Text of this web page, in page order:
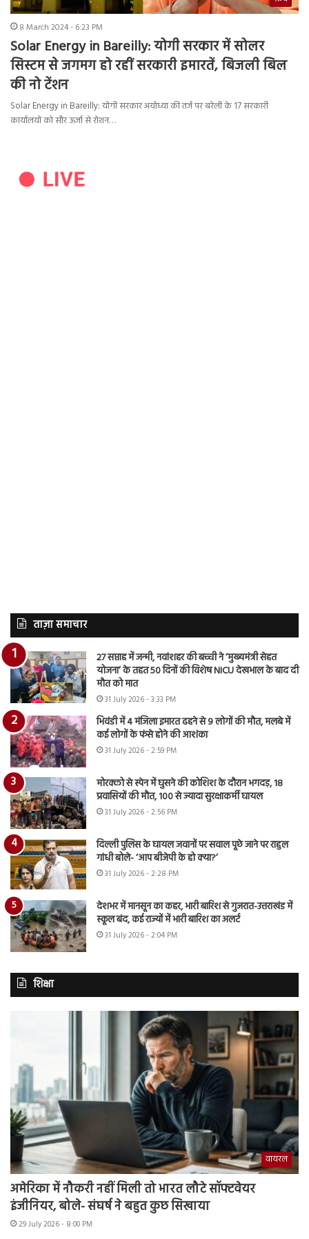
8 March 2024 - 6:23 PM
Solar Energy in Bareilly: योगी सरकार में सोलर
सिस्टम से जगमग हो रहीं सरकारी इमारतें, बिजली बिल
की नो टेंशन
Solar Energy in Bareilly: योगी सरकार अयोध्या की तर्ज पर बरेली के 17 सरकारी
कार्यालयों को सौर ऊर्जा से रोशन…
ताज़ा समाचार
27 सप्ताह में जन्मी, नवांशहर की बच्ची ने ‘मुख्यमंत्री सेहत
योजना’ के तहत 50 दिनों की विशेष NICU देखभाल के बाद दी
मौत को मात
31 July 2026 - 3:33 PM
भिवंडी में 4 मंजिला इमारत ढहने से 9 लोगों की मौत, मलबे में
कई लोगों के फंसे होने की आशंका
31 July 2026 - 2:59 PM
मोरक्को से स्पेन में घुसने की कोशिश के दौरान भगदड़, 18
प्रवासियों की मौत, 100 से ज्यादा सुरक्षाकर्मी घायल
31 July 2026 - 2:56 PM
दिल्ली पुलिस के घायल जवानों पर सवाल पूछे जाने पर राहुल
गांधी बोले- ‘आप बीजेपी के हो क्या?’
31 July 2026 - 2:28 PM
देशभर में मानसून का कहर, भारी बारिश से गुजरात-उत्तराखंड में
स्कूल बंद, कई राज्यों में भारी बारिश का अलर्ट
31 July 2026 - 2:04 PM
शिक्षा
वायरल
अमेरिका में नौकरी नहीं मिली तो भारत लौटे सॉफ्टवेयर
इंजीनियर, बोले- संघर्ष ने बहुत कुछ सिखाया
29 July 2026 - 8:00 PM